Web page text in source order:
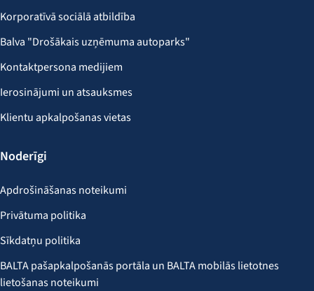
Korporatīvā sociālā atbildība
Balva "Drošākais uzņēmuma autoparks"
Kontaktpersona medijiem
Ierosinājumi un atsauksmes
Klientu apkalpošanas vietas
Noderīgi
Apdrošināšanas noteikumi
Privātuma politika
Sīkdatņu politika
BALTA pašapkalpošanās portāla un BALTA mobilās lietotnes
lietošanas noteikumi